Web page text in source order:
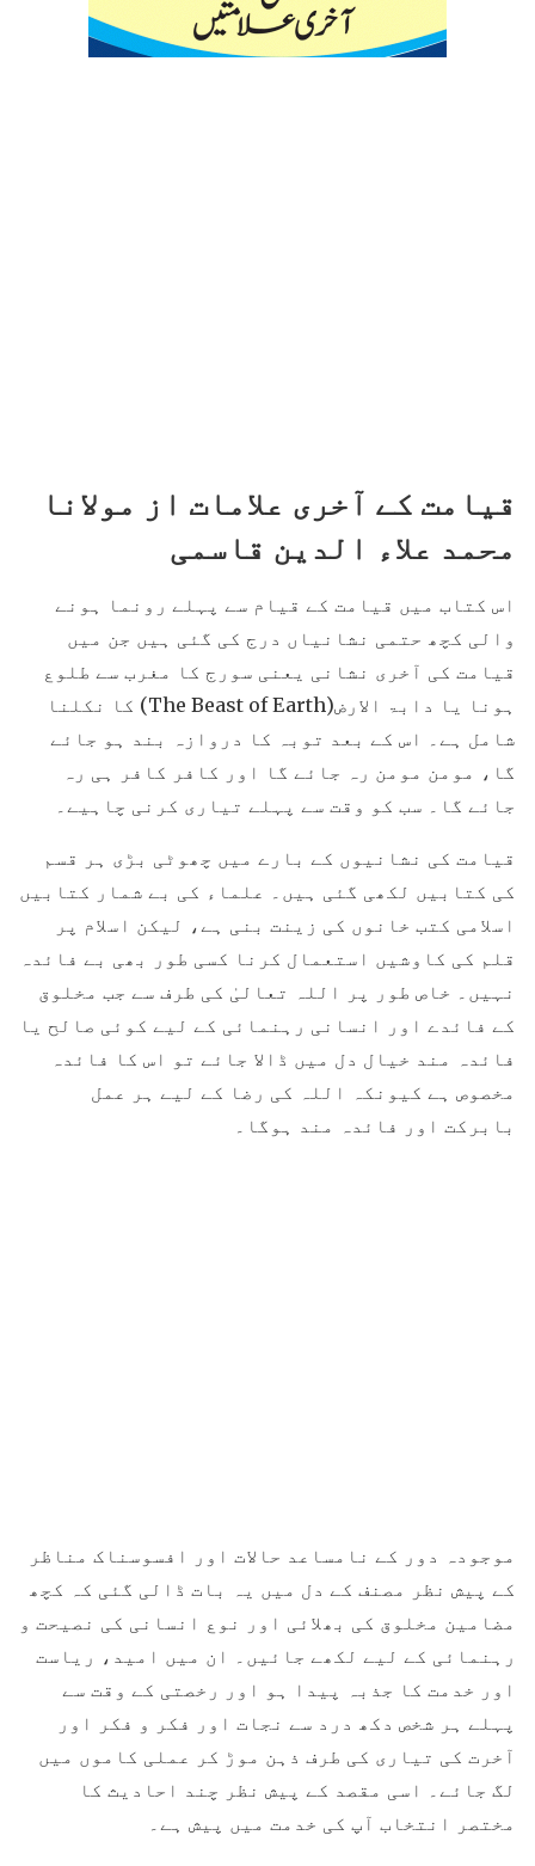
قیامت کے آخری علامات از مولانا
محمد علاء الدین قاسمی
اس کتاب میں قیامت کے قیام سے پہلے رونما ہونے
والی کچھ حتمی نشانیاں درج کی گئی ہیں جن میں
قیامت کی آخری نشانی یعنی سورج کا مغرب سے طلوع
ہونا یا دابۃ الارض(The Beast of Earth) کا نکلنا
شامل ہے۔ اس کے بعد توبہ کا دروازہ بند ہو جائے
گا، مومن مومن رہ جائے گا اور کافر کافر ہی رہ
جائے گا۔ سب کو وقت سے پہلے تیاری کرنی چاہیے۔
قیامت کی نشانیوں کے بارے میں چھوٹی بڑی ہر قسم
کی کتابیں لکھی گئی ہیں۔ علماء کی بے شمار کتابیں
اسلامی کتب خانوں کی زینت بنی ہے، لیکن اسلام پر
قلم کی کاوشیں استعمال کرنا کسی طور بھی بے فائدہ
نہیں۔ خاص طور پر اللہ تعالیٰ کی طرف سے جب مخلوق
کے فائدے اور انسانی رہنمائی کے لیے کوئی صالح یا
فائدہ مند خیال دل میں ڈالا جائے تو اس کا فائدہ
مخصوص ہے کیونکہ اللہ کی رضا کے لیے ہر عمل
بابرکت اور فائدہ مند ہوگا۔
موجودہ دور کے نامساعد حالات اور افسوسناک مناظر
کے پیش نظر مصنف کے دل میں یہ بات ڈالی گئی کہ کچھ
مضامین مخلوق کی بھلائی اور نوع انسانی کی نصیحت و
رہنمائی کے لیے لکھے جائیں۔ ان میں امید، ریاست
اور خدمت کا جذبہ پیدا ہو اور رخصتی کے وقت سے
پہلے ہر شخص دکھ درد سے نجات اور فکر و فکر اور
آخرت کی تیاری کی طرف ذہن موڑ کر عملی کاموں میں
لگ جائے۔ اسی مقصد کے پیش نظر چند احادیث کا
مختصر انتخاب آپ کی خدمت میں پیش ہے۔